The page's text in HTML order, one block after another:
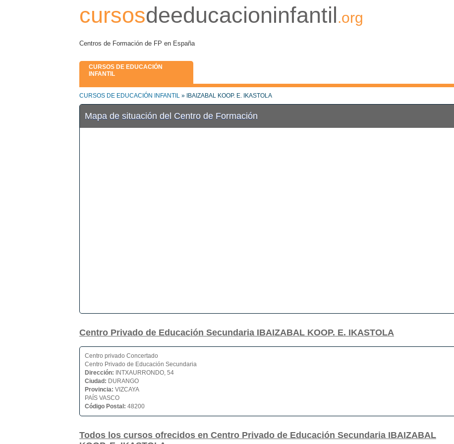
cursosdeeducacioninfantil.org
Centros de Formación de FP en España
CURSOS DE EDUCACIÓN
INFANTIL
CURSOS DE EDUCACIÓN INFANTIL » IBAIZABAL KOOP. E. IKASTOLA
Mapa de situación del Centro de Formación
Centro Privado de Educación Secundaria IBAIZABAL KOOP. E. IKASTOLA
Centro privado Concertado
Centro Privado de Educación Secundaria
Dirección:
INTXAURRONDO, 54
Ciudad: DURANGO
Provincia: VIZCAYA
PAÍS VASCO
Código Postal: 48200
Todos los cursos ofrecidos en Centro Privado de Educación Secundaria IBAIZABAL